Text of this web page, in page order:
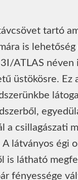
tartó
is
ATLAS néven
üstökösre. Ez
a csillagászati
A látványos égi
is látható
fényessége